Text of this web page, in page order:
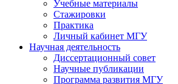
Учебные материалы
Стажировки
Практика
Личный кабинет МГУ
Научная деятельность
Диссертационный совет
Научные публикации
Программа развития МГУ